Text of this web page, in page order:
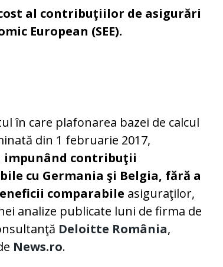
al contribuţiilor de asigurări
European (SEE).
în care plafonarea bazei de calcul
din 1 februarie 2017,
impunând contribuţii
cu Germania şi Belgia, fără a
comparabile asiguraţilor,
analize publicate luni de firma de
Deloitte România,
News.ro.